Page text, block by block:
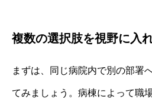
複数の選択肢を視野に入
まずは、同じ病院内で別の部署
てみましょう。病棟によって職